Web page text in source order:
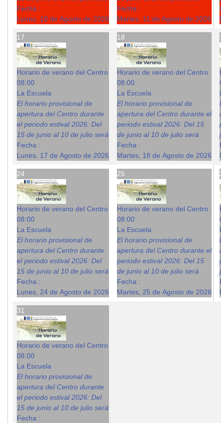
Fecha :
Lunes, 10 de Agosto de 2026
Fecha :
Martes, 11 de Agosto de 2026
17
Horario de verano del Centro
08:00
La Escuela
El horario provisional de
apertura del Centro durante
el periodo estival 2026: Del
15 de junio al 10 de julio será
Fecha :
Lunes, 17 de Agosto de 2026
18
Horario de verano del Centro
08:00
La Escuela
El horario provisional de
apertura del Centro durante el
periodo estival 2026: Del 15
de junio al 10 de julio será
Fecha :
Martes, 18 de Agosto de 2026
24
Horario de verano del Centro
08:00
La Escuela
El horario provisional de
apertura del Centro durante
el periodo estival 2026: Del
15 de junio al 10 de julio será
Fecha :
Lunes, 24 de Agosto de 2026
25
Horario de verano del Centro
08:00
La Escuela
El horario provisional de
apertura del Centro durante el
periodo estival 2026: Del 15
de junio al 10 de julio será
Fecha :
Martes, 25 de Agosto de 2026
31
Horario de verano del Centro
08:00
La Escuela
El horario provisional de
apertura del Centro durante
el periodo estival 2026: Del
15 de junio al 10 de julio será
Fecha :